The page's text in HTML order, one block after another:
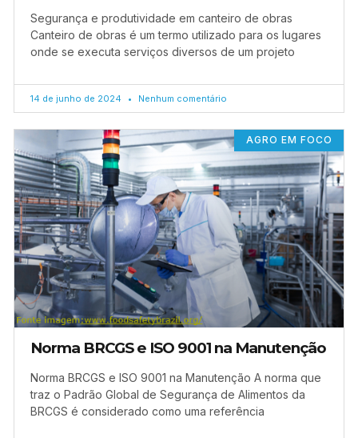
Segurança e produtividade em canteiro de obras
Canteiro de obras é um termo utilizado para os lugares
onde se executa serviços diversos de um projeto
14 de junho de 2024 Nenhum comentário
AGRO EM FOCO
Norma BRCGS e ISO 9001 na Manutenção
Norma BRCGS e ISO 9001 na Manutenção A norma que
traz o Padrão Global de Segurança de Alimentos da
BRCGS é considerado como uma referência